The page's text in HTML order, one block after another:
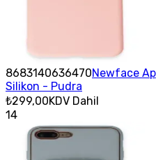
8683140636470Newface
Silikon - Pudra
₺299,00KDV Dahil
14